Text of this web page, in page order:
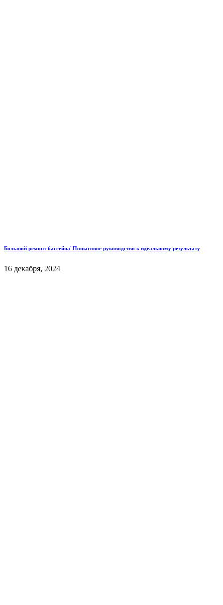
Большой ремонт бассейна⁚ Пошаговое руководство к идеальному результату
16 декабря, 2024